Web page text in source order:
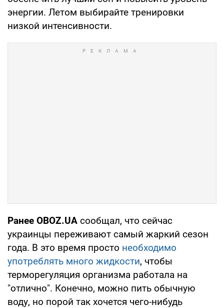
энергии. Летом выбирайте тренировки
низкой интенсивности.
Ранее OBOZ.UA сообщал, что сейчас
украинцы переживают самый жаркий сезон
года. В это время просто необходимо
употреблять много жидкости, чтобы
терморегуляция организма работала на
"отлично". Конечно, можно пить обычную
воду, но порой так хочется чего-нибудь